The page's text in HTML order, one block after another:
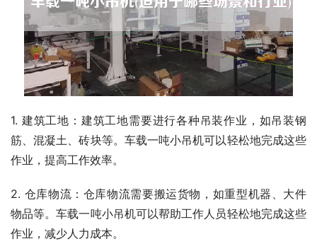
1. 建筑工地：建筑工地需要进行各种吊装作业，如吊装钢
筋、混凝土、砖块等。车载一吨小吊机可以轻松地完成这些
作业，提高工作效率。
2. 仓库物流：仓库物流需要搬运货物，如重型机器、大件
物品等。车载一吨小吊机可以帮助工作人员轻松地完成这些
作业，减少人力成本。